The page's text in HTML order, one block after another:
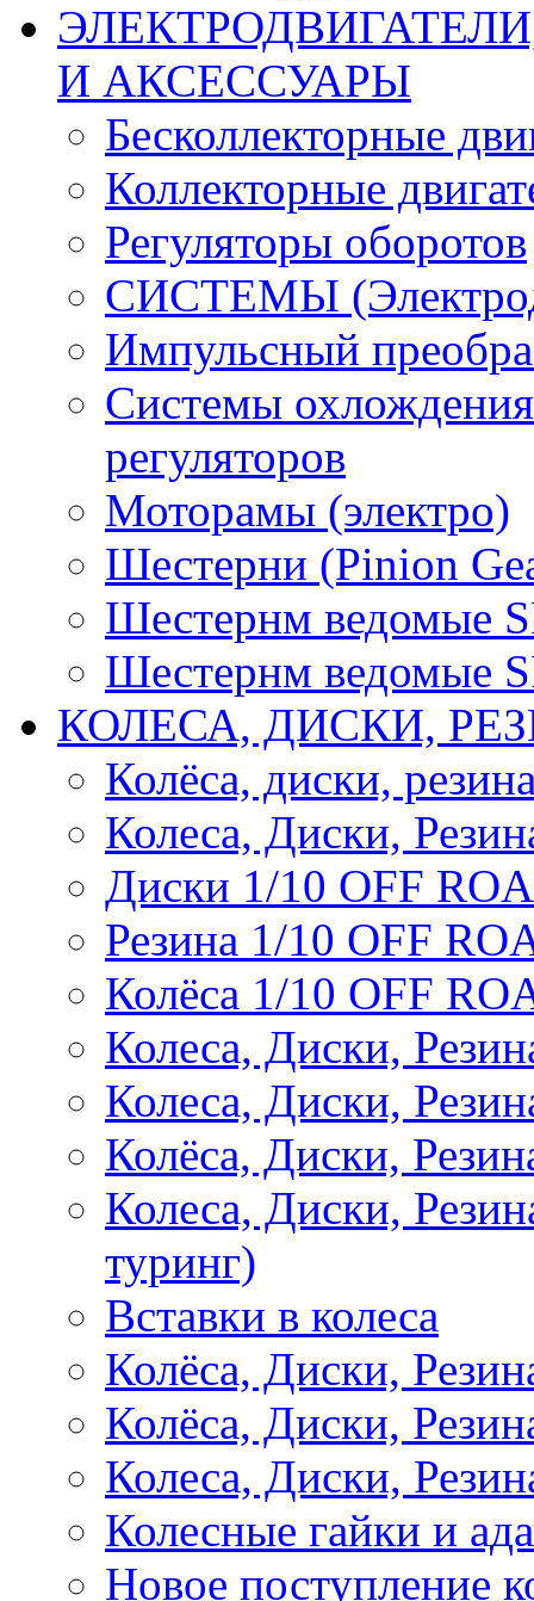
И АКСЕССУАРЫ
Бесколлекторные
Коллекторные
Регуляторы оборотов
СИСТЕМЫ
Импульсный
Системы охлождения
регуляторов
Моторамы (электро)
Шестерни (Pinion
Шестернм ведомые
Шестернм ведомые
КОЛЕСА, ДИСКИ,
Колёса, диски,
Колеса, Диски,
Диски 1/10 OFF
Резина 1/10 OFF
Колёса 1/10 OFF
Колеса, Диски,
Колеса, Диски,
Колёса, Диски,
Колеса, Диски,
туринг)
Вставки в колеса
Колёса, Диски,
Колёса, Диски,
Колеса, Диски,
Колесные гайки и
Новое поступление